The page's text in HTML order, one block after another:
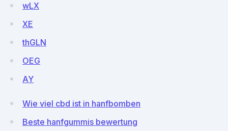
wLX
XE
thGLN
OEG
AY
Wie viel cbd ist in hanfbomben
Beste hanfgummis bewertung